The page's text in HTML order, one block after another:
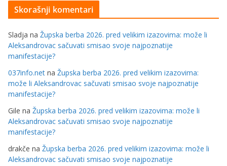
Skorašnji komentari
Sladja na Župska berba 2026. pred velikim izazovima: može li
Aleksandrovac sačuvati smisao svoje najpoznatije
manifestacije?
037info.net na Župska berba 2026. pred velikim izazovima:
može li Aleksandrovac sačuvati smisao svoje najpoznatije
manifestacije?
Gile na Župska berba 2026. pred velikim izazovima: može li
Aleksandrovac sačuvati smisao svoje najpoznatije
manifestacije?
drakče na Župska berba 2026. pred velikim izazovima: može li
Aleksandrovac sačuvati smisao svoje najpoznatije